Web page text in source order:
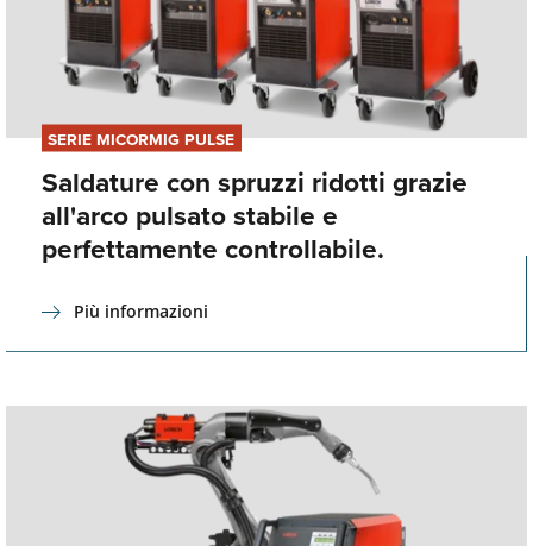
SERIE MICORMIG PULSE
Saldature con spruzzi ridotti grazie
all'arco pulsato stabile e
perfettamente controllabile.
Più informazioni